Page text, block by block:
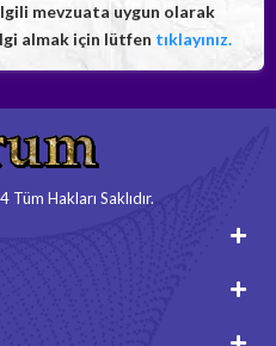
mevzuata uygun olarak
almak için lütfen tıklayınız.
Hakları Saklıdır.